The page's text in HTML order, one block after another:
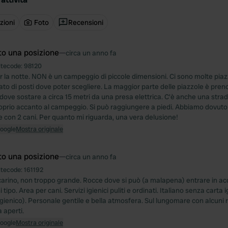
Foto Recensioni
una posizione—circa un anno fa
98120
la notte. NON è un campeggio di piccole dimensioni. Ci sono molte
di posti dove poter scegliere. La maggior parte delle piazzole è
sostare a circa 15 metri da una presa elettrica. C'è anche una
accanto al campeggio. Si può raggiungere a piedi. Abbiamo
con 2 cani. Per quanto mi riguarda, una vera delusione!
Mostra originale
una posizione—circa un anno fa
161192
non troppo grande. Rocce dove si può (a malapena) entrare in
tipo. Area per cani. Servizi igienici puliti e ordinati. Italiano senza carta
Personale gentile e bella atmosfera. Sul lungomare con alcuni
aperti.
Mostra originale